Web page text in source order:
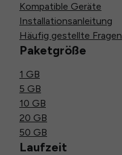
Kompatible Geräte
Installationsanleitung
Häufig gestellte Fragen
Paketgröße
1 GB
5 GB
10 GB
20 GB
50 GB
Laufzeit